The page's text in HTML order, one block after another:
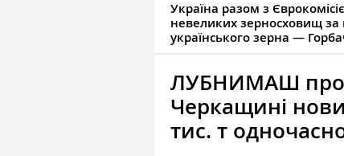
Україна разом з
невеликих зерносховищ
українського зерна —
ЛУБНИМАШ
Черкащині
тис. т